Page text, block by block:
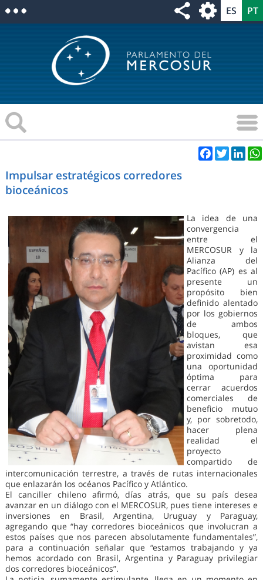
Facebook
Twitter
Impulsar estratégicos corredores
bioceánicos
La idea de una
convergencia
entre el
MERCOSUR y la
Alianza del
Pacífico (AP) es al
presente un
propósito bien
definido alentado
por los gobiernos
de ambos
bloques, que
avistan esa
proximidad como
una oportunidad
óptima para
cerrar acuerdos
comerciales de
beneficio mutuo
y, por sobretodo,
hacer plena
realidad el
proyecto
compartido de
intercomunicación terrestre, a través de rutas internacionales
que enlazarán los océanos Pacífico y Atlántico.
El canciller chileno afirmó, días atrás, que su país desea
avanzar en un diálogo con el MERCOSUR, pues tiene intereses e
inversiones en Brasil, Argentina, Uruguay y Paraguay,
agregando que “hay corredores bioceánicos que involucran a
estos países que nos parecen absolutamente fundamentales”,
para a continuación señalar que “estamos trabajando y ya
hemos acordado con Brasil, Argentina y Paraguay privilegiar
dos corredores bioceánicos”.